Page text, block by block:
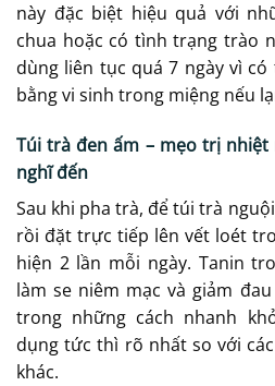
này đặc biệt hiệu quả với
chua hoặc có tình trạng trào
dùng liên tục quá 7 ngày vì
bằng vi sinh trong miệng nếu
Túi trà đen ấm – mẹo trị
nghĩ đến
Sau khi pha trà, để túi trà
rồi đặt trực tiếp lên vết loét
hiện 2 lần mỗi ngày. Tanin
làm se niêm mạc và giảm
trong những cách nhanh
dụng tức thì rõ nhất so với
khác.